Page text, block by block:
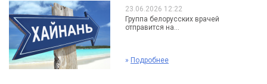
23.06.2026 12:22
Группа белорусских врачей
отправится на...
» Подробнее